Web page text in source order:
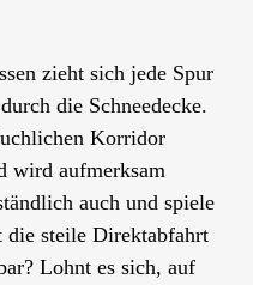
zieht sich jede Spur
die Schneedecke.
Korridor
wird aufmerksam
auch und spiele
steile Direktabfahrt
Lohnt es sich, auf